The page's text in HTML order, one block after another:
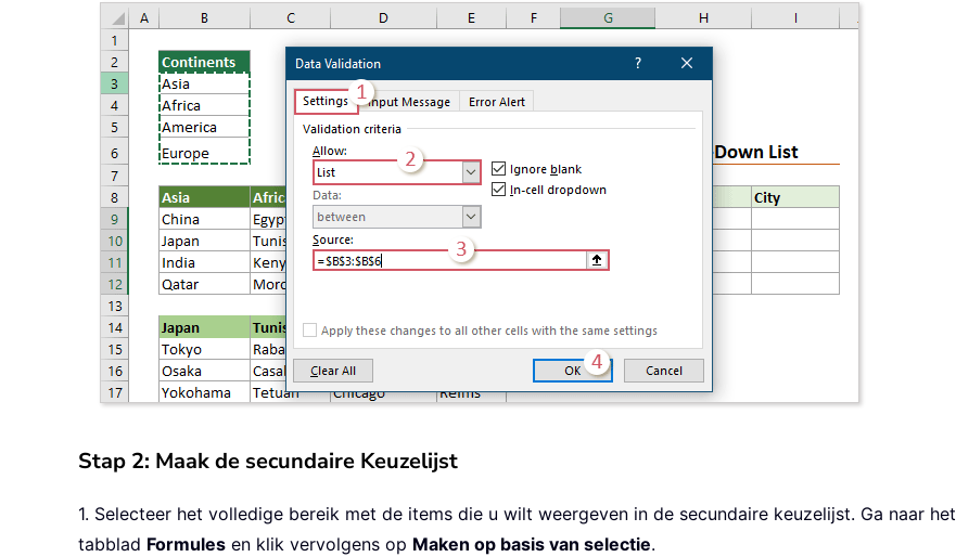
Stap 2: Maak de secundaire Keuzelijst
1. Selecteer het volledige bereik met de items die u wilt weergeven in de secundaire keuzelijst. Ga naar het
tabblad Formules en klik vervolgens op Maken op basis van selectie.